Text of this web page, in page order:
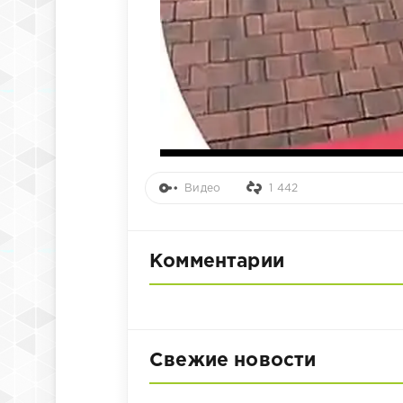
Видео 1 442
Комментарии
Свежие новости